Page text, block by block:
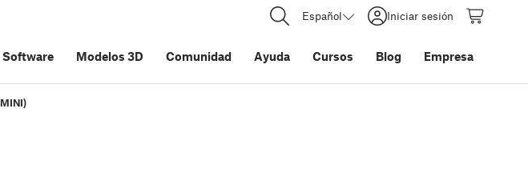
Español Iniciar sesión
Software Modelos 3D Comunidad Ayuda Cursos Blog Empresa